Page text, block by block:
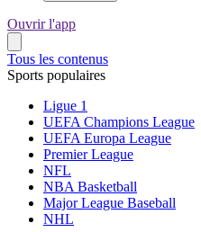
Ouvrir l'app
Tous les contenus
Sports populaires
Ligue 1
UEFA Champions League
UEFA Europa League
Premier League
NFL
NBA Basketball
Major League Baseball
NHL